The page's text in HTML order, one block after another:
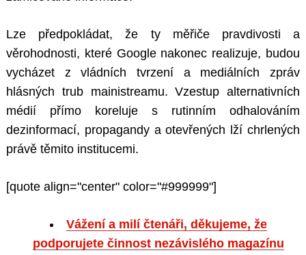
Lze předpokládat, že ty měřiče pravdivosti a
věrohodnosti, které Google nakonec realizuje, budou
vycházet z vládních tvrzení a mediálních zpráv
hlásných trub mainistreamu. Vzestup alternativních
médií přímo koreluje s rutinním odhalováním
dezinformací, propagandy a otevřených lží chrlených
právě těmito institucemi.
[quote align="center" color="#999999"]
Vážení a milí čtenáři, děkujeme, že
podporujete činnost nezávislého magazínu